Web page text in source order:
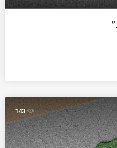
143